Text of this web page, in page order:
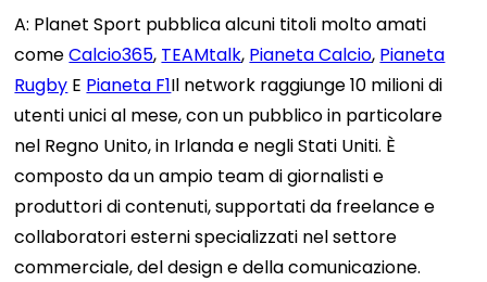
A: Planet Sport pubblica alcuni titoli molto amati
comeCalcio365, TEAMtalk, Pianeta Calcio, Pianeta
Rugby E Pianeta F1Il network raggiunge 10 milioni di
utenti unici al mese, con un pubblico in particolare
nel Regno Unito, in Irlanda e negli Stati Uniti. È
composto da un ampio team di giornalisti e
produttori di contenuti, supportati da freelance e
collaboratori esterni specializzati nel settore
commerciale, del design e della comunicazione.